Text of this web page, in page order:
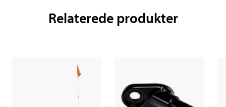
Relaterede produkter